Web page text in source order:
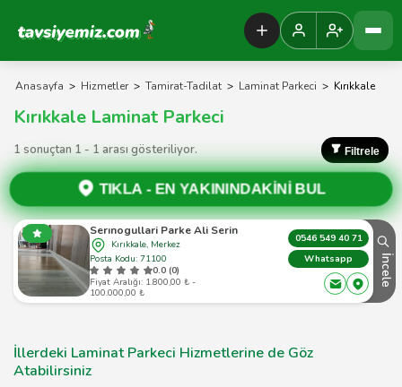
Tavsiyemiz Anasayfa
Anasayfa > Hizmetler > Tamirat-Tadilat > Laminat Parkeci > Kırıkkale
Kırıkkale Laminat Parkeci
1 sonuçtan 1 - 1 arası gösteriliyor. Filtrele
TIKLA - EN YAKININDAKİNİ BUL
Serınogullari Parke Ali Serin
Kırıkkale, Merkez
Posta Kodu: 71100
0.0 (0)
Fiyat Aralığı: 1.800,00 ₺ -
100.000,00 ₺
0546 549 40 71
Whatsapp
İncele
İllerdeki Laminat Parkeci Hizmetlerine de Göz
Atabilirsiniz